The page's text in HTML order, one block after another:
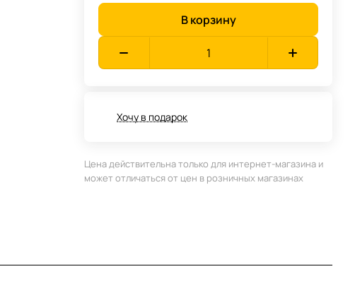
В корзину
Хочу в подарок
Цена действительна только для интернет-магазина и
может отличаться от цен в розничных магазинах